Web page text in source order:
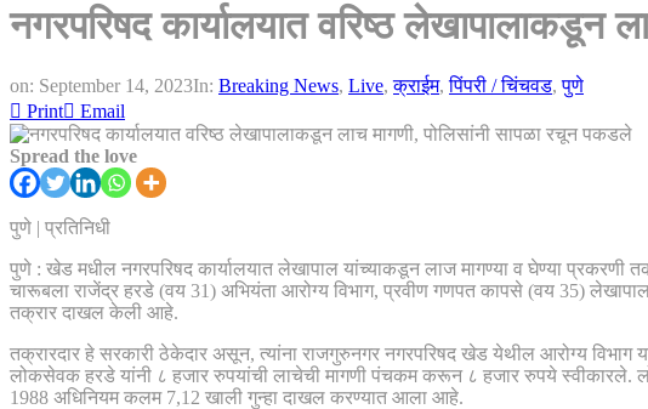
नगरपरिषद कार्यालयात वरिष्ठ लेखापालाकडून
on: September 14, 2023In: Breaking News, Live,क्राईम,पिंपरी / चिंचवड,पुणे
Print
Email
Spread the love
पुणे | प्रतिनिधी
पुणे : खेड मधील नगरपरिषद कार्यालयात लेखापाल यांच्याकडून लाज मागण्या व घेण्या प्रकरणी
चारूबला राजेंद्र हरडे (वय 31) अभियंता आरोग्य विभाग, प्रवीण गणपत कापसे (वय 35)
तक्रार दाखल केली आहे.
तक्रारदार हे सरकारी ठेकेदार असून, त्यांना राजगुरुनगर नगरपरिषद खेड येथील आरोग्य
लोकसेवक हरडे यांनी ८ हजार रुपयांची लाचेची मागणी पंचकम करून ८ हजार रुपये स्वीकारले.
1988 अधिनियम कलम 7,12 खाली गुन्हा दाखल करण्यात आला आहे.